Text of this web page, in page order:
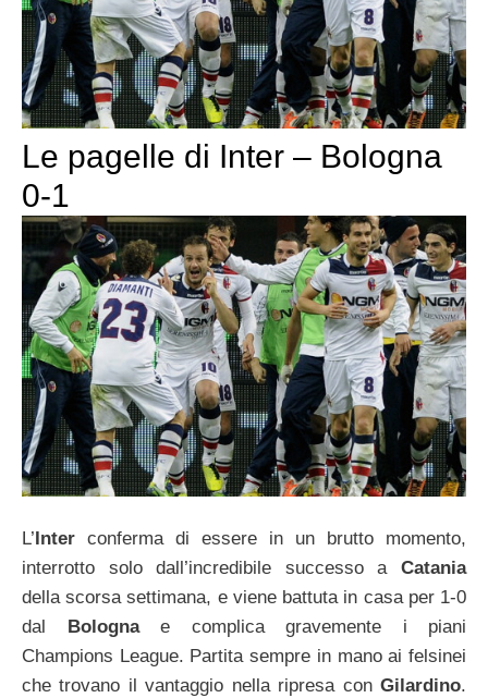
Le pagelle di Inter – Bologna
0-1
L’ Inter conferma di essere in un brutto momento,
interrotto solo dall’incredibile successo a Catania
della scorsa settimana, e viene battuta in casa per 1-0
dal
Bolognae complica gravemente i piani
Champions League. Partita sempre in mano ai felsinei
che trovano il vantaggio nella ripresa con Gilardino.